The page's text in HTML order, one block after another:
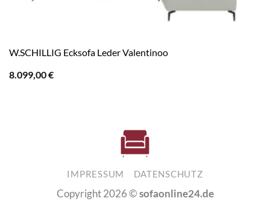
W.SCHILLIG Ecksofa Leder Valentinoo
8.099,00€
IMPRESSUM DATENSCHUTZ
Copyright 2026 ©sofaonline24.de